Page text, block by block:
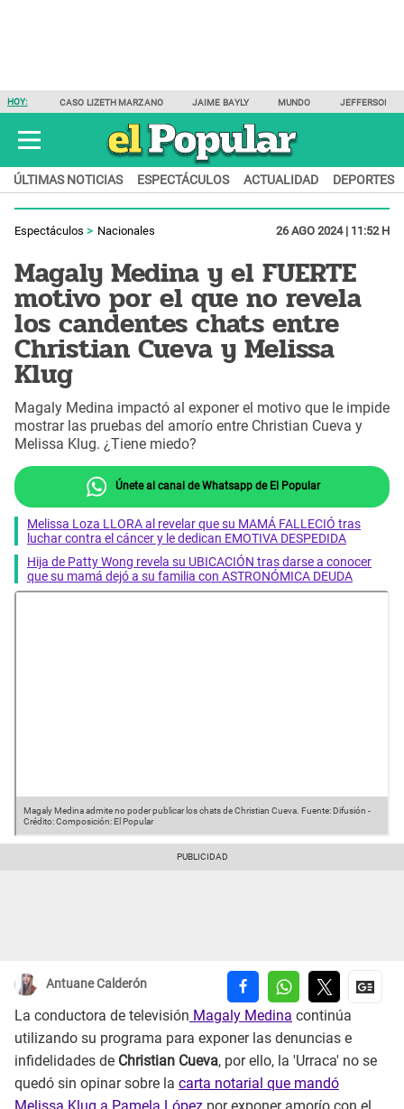
HOY: CASO LIZETH MARZANO JAIME BAYLY MUNDO JEFFERSON
ÚLTIMAS NOTICIAS ESPECTÁCULOS ACTUALIDAD DEPORTES
Espectáculos Nacionales 26 AGO 2024 | 11:52 H
Magaly Medina y el FUERTE
motivo por el que no revela
los candentes chats entre
Christian Cueva y Melissa
Klug
Magaly Medina impactó al exponer el motivo que le impide
mostrar las pruebas del amorío entre Christian Cueva y
Melissa Klug. ¿Tiene miedo?
Únete al canal de Whatsapp de El Popular
Melissa Loza LLORA al revelar que su MAMÁ FALLECIÓ tras
luchar contra el cáncer y le dedican EMOTIVA DESPEDIDA
Hija de Patty Wong revela su UBICACIÓN tras darse a conocer
que su mamá dejó a su familia con ASTRONÓMICA DEUDA
Magaly Medina admite no poder publicar los chats de Christian Cueva. Fuente: Difusión -
Crédito: Composición: El Popular
Antuane Calderón
La conductora de televisión Magaly Medina continúa
utilizando su programa para exponer las denuncias e
infidelidades de Christian Cueva, por ello, la 'Urraca' no se
quedó sin opinar sobre la carta notarial que mandó